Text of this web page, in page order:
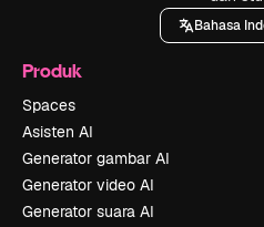
Bahasa
Produk
Spaces
Asisten AI
Generator gambar AI
Generator video AI
Generator suara AI